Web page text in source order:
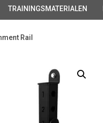
TRAININGSMATERIALEN
Rail